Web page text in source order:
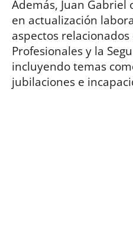
Además, Juan Gabriel
en actualización
aspectos relacionados
Profesionales y la
incluyendo temas
jubilaciones e